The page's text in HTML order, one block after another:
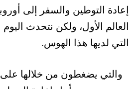
إعادة التوطين والسفر إلى
العالم الأول، ولكن نتحدث
التي لديها هذا الهوس.
والتي يضغطون من خلالها